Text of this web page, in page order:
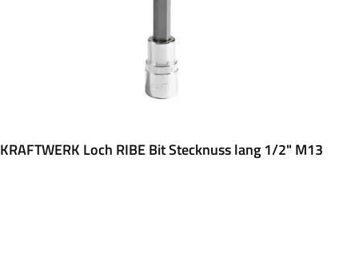
KRAFTWERK Loch RIBE Bit Stecknuss lang 1/2" M13